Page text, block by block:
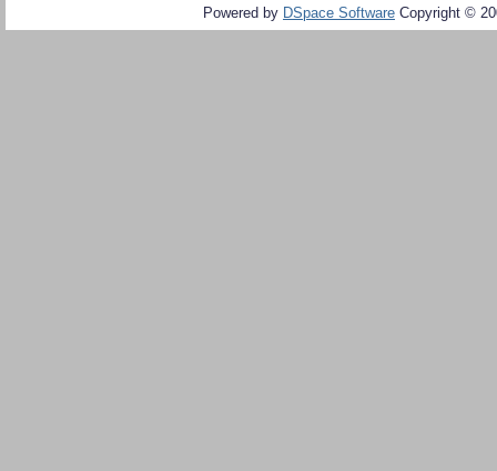
Powered by DSpace Software Copyright ©